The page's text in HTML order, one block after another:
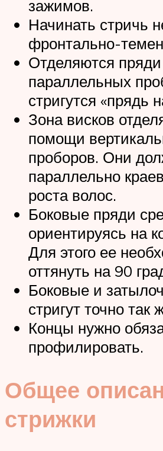
зажимов.
Начинать стричь
фронтально-
Отделяются
параллельных
стригутся «прядь
Зона висков
помощи
проборов. Они
параллельно
роста волос.
Боковые пряди
ориентируясь на
Для этого ее
оттянуть на 90
Боковые и
стригут точно так
Концы нужно
профилировать.
Общее
стрижки